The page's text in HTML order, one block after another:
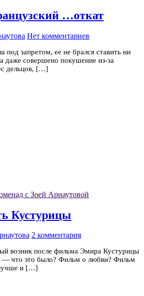
…откат
Нет комментариев
под запретом, ее не брался ставить ни
даже совершено покушение из-за
дельцов, […]
с Зоей Арнаутовой
Кустурицы
2 комментария
возник после фильма Эмира Кустурицы
что это было? Фильм о любви? Фильм
и […]